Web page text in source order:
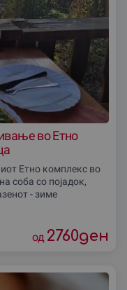
во Етно
Етно комплекс во
соба со појадок,
- зиме
од 2760ден